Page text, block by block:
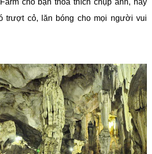
cho bạn thoả thích chụp ảnh, hay
trượt cỏ, lăn bóng cho mọi người vui